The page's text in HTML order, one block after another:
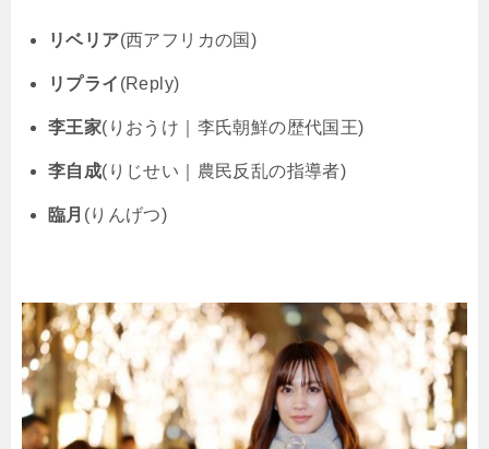
リベリア(西アフリカの国)
リプライ (Reply)
李王家(りおうけ｜李氏朝鮮の歴代国王)
李自成(りじせい｜農民反乱の指導者)
臨月 (りんげつ)